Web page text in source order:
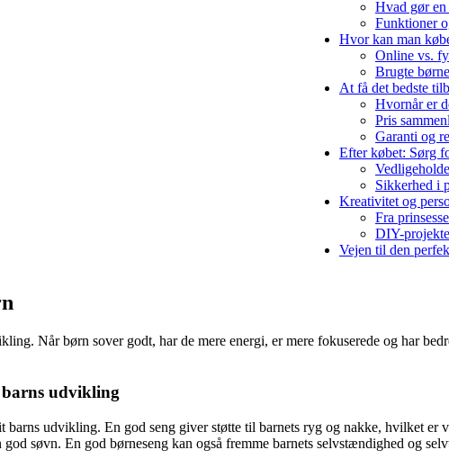
Hvad gør en
Funktioner
Hvor kan man
Online vs.
Brugte
At få det bedste
Hvornår er
Pris
Garanti og
Efter købet: Sørg
Sikkerhed i
Kreativitet og
Fra
DIY-
Vejen til den
Når børn sover godt, har de mere energi, er mere fokuserede og har
udvikling
udvikling. En god seng giver støtte til barnets ryg og nakke, hvilket
søvn. En god børneseng kan også fremme barnets selvstændighed og